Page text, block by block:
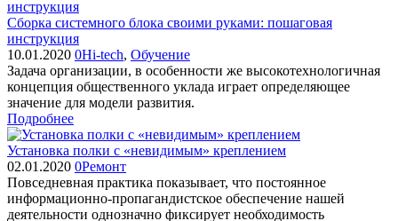
Сборка системного блока своими руками: пошаговая
инструкция
10.01.2020 0Hi-tech, Обучение
Задача организации, в особенности же высокотехнологичная
концепция общественного уклада играет определяющее
значение для модели развития.
Подробнее
Установка полки с «невидимым» креплением
02.01.2020 0Ремонт
Повседневная практика показывает, что постоянное
информационно-пропагандистское обеспечение нашей
деятельности однозначно фиксирует необходимость